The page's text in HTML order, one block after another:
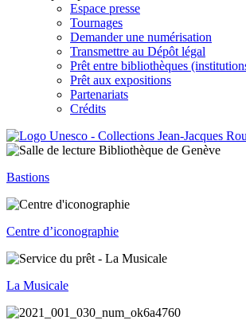
Espace presse
Tournages
Demander une numérisation
Transmettre au Dépôt légal
Prêt entre bibliothèques
Prêt aux expositions
Partenariats
Crédits
Bastions
Centre d’iconographie
La Musicale